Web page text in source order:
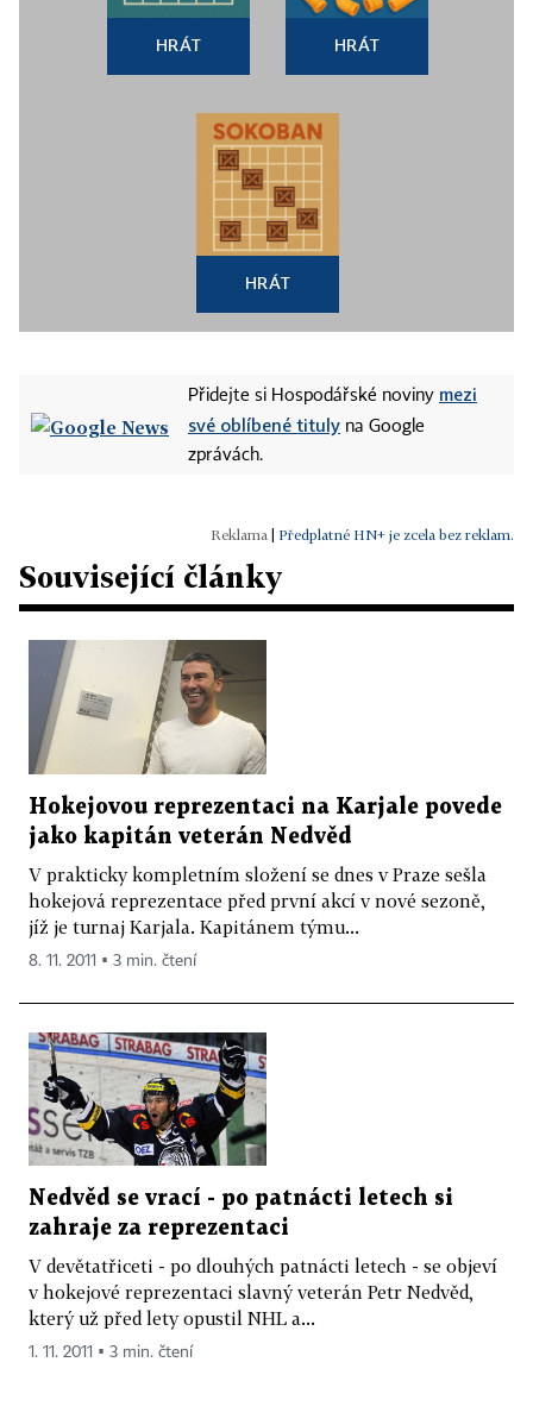
HRÁT HRÁT
HRÁT
Přidejte si Hospodářské noviny mezi
své oblíbené tituly na Google
zprávách.
Předplatné HN+ je zcela bez reklam.
Související články
Hokejovou reprezentaci na Karjale povede
jako kapitán veterán Nedvěd
V prakticky kompletním složení se dnes v Praze sešla
hokejová reprezentace před první akcí v nové sezoně,
jíž je turnaj Karjala. Kapitánem týmu...
8. 11. 2011 ▪ 3 min. čtení
Nedvěd se vrací - po patnácti letech si
zahraje za reprezentaci
V devětatřiceti - po dlouhých patnácti letech - se objeví
v hokejové reprezentaci slavný veterán Petr Nedvěd,
který už před lety opustil NHL a...
1. 11. 2011 ▪ 3 min. čtení